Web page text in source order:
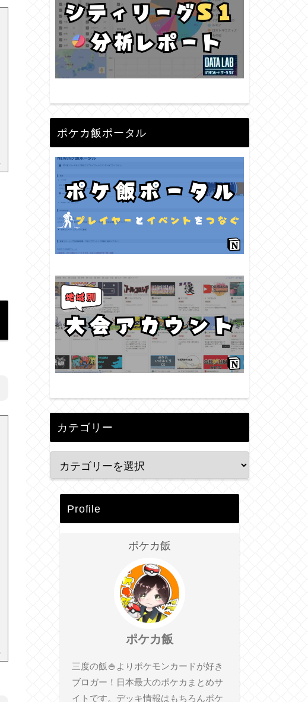
ポケカ飯ポータル
カテゴリー
Profile
ポケカ飯
ポケカ飯
三度の飯🍚よりポケモンカードが好き
ブロガー！日本最大のポケカまとめサ
イトです。デッキ情報はもちろんポケ